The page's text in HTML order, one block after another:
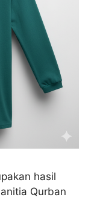
hasil
Qurban